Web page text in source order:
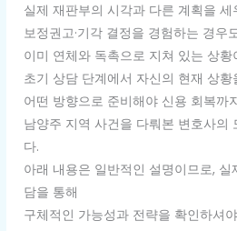
실제 재판부의 시각과 다른 계획을 세
보정권고·기각 결정을 경험하는 경우
이미 연체와 독촉으로 지쳐 있는 상황
초기 상담 단계에서 자신의 현재 상
어떤 방향으로 준비해야 신용 회복까
남양주 지역 사건을 다뤄본 변호사의
다.
아래 내용은 일반적인 설명이므로,
담을 통해
구체적인 가능성과 전략을 확인하셔